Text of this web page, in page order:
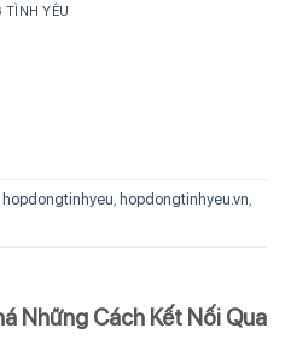
TÌNH YÊU
hopdongtinhyeu, hopdongtinhyeu.vn,
Những Cách Kết Nối Qua